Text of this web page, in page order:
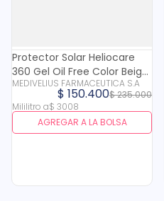
Protector Solar Heliocare
360 Gel Oil Free Color Beige
Toque Seco Spf 50 X 50 Ml
MEDIVELIUS FARMACEUTICA S.A
$235.000
$ 150.400
Mililitro a$ 3008
AGREGAR A LA BOLSA